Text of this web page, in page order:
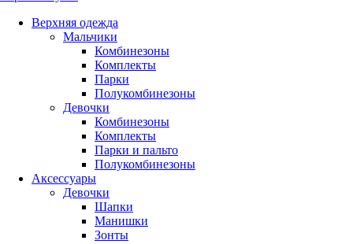
Верхняя одежда
Мальчики
Комбинезоны
Комплекты
Парки
Полукомбинезоны
Девочки
Комбинезоны
Комплекты
Парки и пальто
Полукомбинезоны
Аксессуары
Девочки
Шапки
Манишки
Зонты